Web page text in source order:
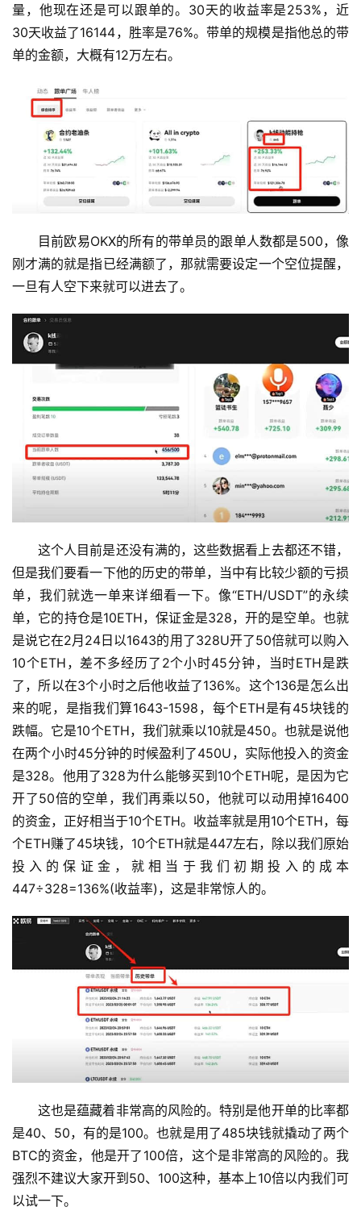
量，他现在还是可以跟单的。30天的收益率是253%，近
30天收益了16144，胜率是76%。带单的规模是指他总的带
单的金额，大概有12万左右。
目前欧易OKX的所有的带单员的跟单人数都是500，像
刚才满的就是指已经满额了，那就需要设定一个空位提醒，
一旦有人空下来就可以进去了。
这个人目前是还没有满的，这些数据看上去都还不错，
但是我们要看一下他的历史的带单，当中有比较少额的亏损
单，我们就选一单来详细看一下。像“ETH/USDT”的永续
单，它的持仓是10ETH，保证金是328，开的是空单。也就
是说它在2月24日以1643的用了328U开了50倍就可以购入
10个ETH，差不多经历了2个小时45分钟，当时ETH是跌
了，所以在3个小时之后他收益了136%。这个136是怎么出
来的呢，是指我们算1643-1598，每个ETH是有45块钱的
跌幅。它是10个ETH，我们就乘以10就是450。也就是说他
在两个小时45分钟的时候盈利了450U，实际他投入的资金
是328。他用了328为什么能够买到10个ETH呢，是因为它
开了50倍的空单，我们再乘以50，他就可以动用掉16400
的资金，正好相当于10个ETH。收益率就是用10个ETH，每
个ETH赚了45块钱，10个ETH就是447左右，除以我们原始
投入的保证金，就相当于我们初期投入的成本
447÷328=136%(收益率)，这是非常惊人的。
这也是蕴藏着非常高的风险的。特别是他开单的比率都
是40、50，有的是100。也就是用了485块钱就撬动了两个
BTC的资金，他是开了100倍，这个是非常高的风险的。我
强烈不建议大家开到50、100这种，基本上10倍以内我们可
以试一下。